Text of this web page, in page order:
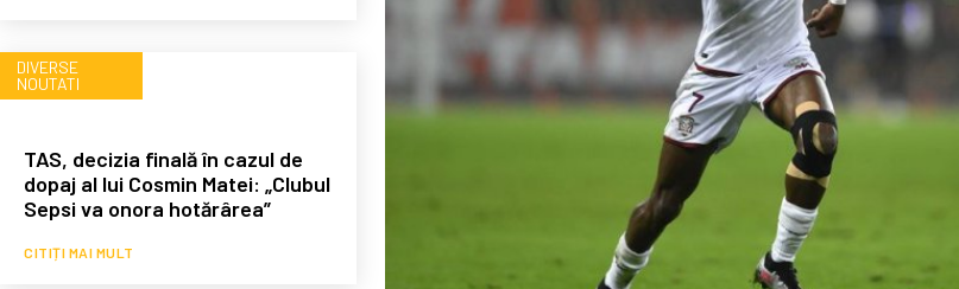
DIVERSE
NOUTATI
TAS, decizia finală în cazul de
dopaj al lui Cosmin Matei: „Clubul
Sepsi va onora hotărârea”
CITIȚI MAI MULT